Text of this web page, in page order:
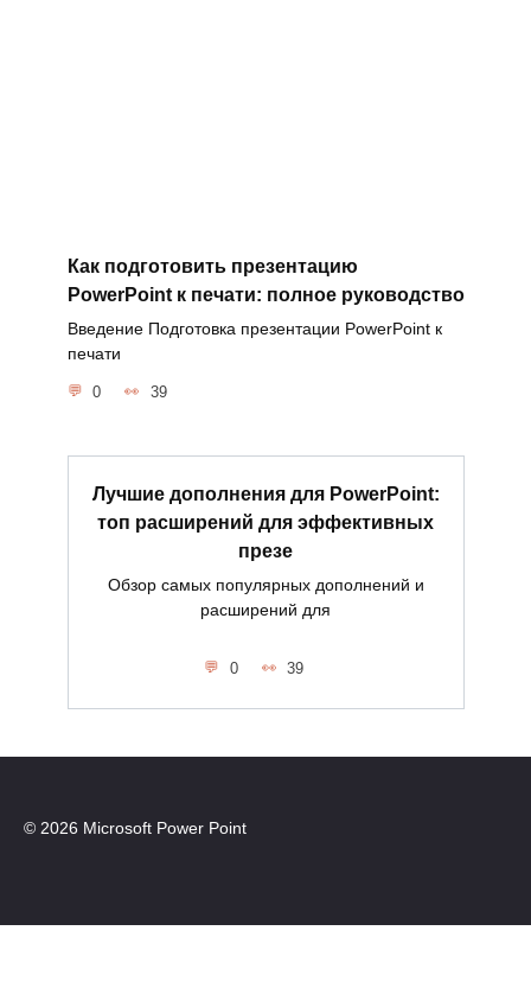
Как подготовить презентацию
PowerPoint к печати: полное руководство
Введение Подготовка презентации PowerPoint к
печати
0 39
Лучшие дополнения для PowerPoint:
топ расширений для эффективных
презе
Обзор самых популярных дополнений и
расширений для
0 39
© 2026 Microsoft Power Point